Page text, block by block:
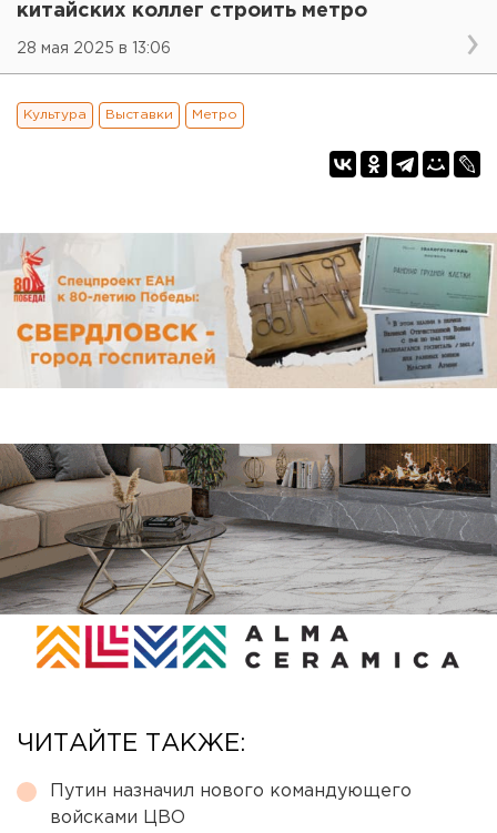
китайских коллег строить метро
28 мая 2025 в 13:06
Культура Выставки Метро
ЧИТАЙТЕ ТАКЖЕ:
Путин назначил нового командующего
войсками ЦВО